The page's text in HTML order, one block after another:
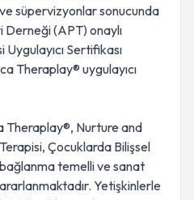
süpervizyonlar sonucunda
(APT) onaylı
Sertifikası
Theraplay® uygulayıcı
Theraplay®, Nurture and
Çocuklarda Bilişsel
temelli ve sanat
Yetişkinlerle